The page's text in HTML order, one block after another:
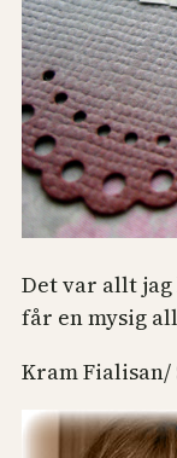
Det var allt jag
får en mysig
Kram Fialisan/